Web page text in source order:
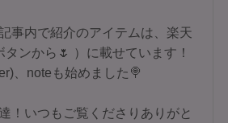
事内で紹介のアイテムは、楽天
ンから🌷 ）に載せています！
、noteも始めました🍭
！いつもご覧くださりありがと